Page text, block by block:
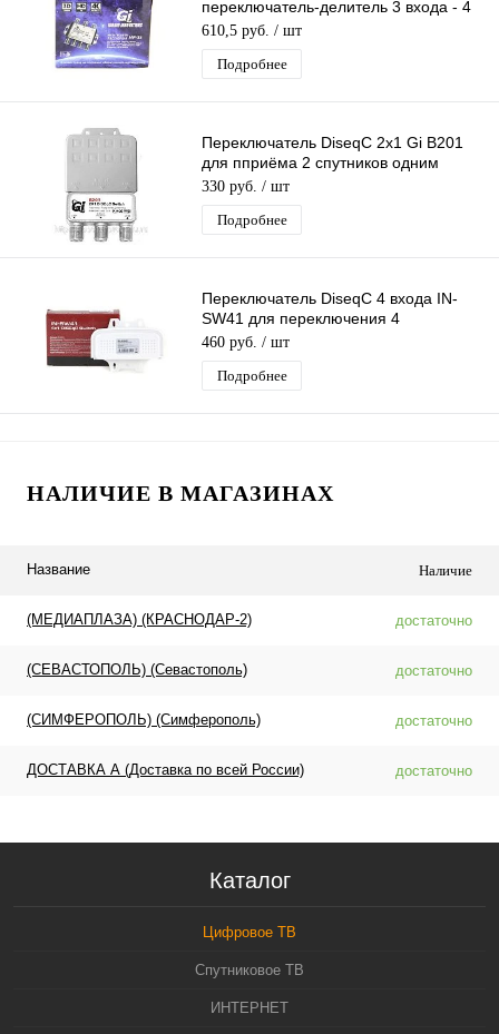
переключатель-делитель 3 входа - 4
выходов
610,5 руб. / шт
Подробнее
Переключатель DiseqC 2х1 Gi B201
для пприёма 2 спутников одним
ресивером (приставкой )с кожухом
330 руб. / шт
Подробнее
Переключатель DiseqC 4 входа IN-
SW41 для переключения 4
конвертеров одним ресивером
(приставкой)
460 руб. / шт
Подробнее
НАЛИЧИЕ В МАГАЗИНАХ
Название Наличие
(МЕДИАПЛАЗА) (КРАСНОДАР-2) достаточно
(СЕВАСТОПОЛЬ) (Севастополь) достаточно
(СИМФЕРОПОЛЬ) (Симферополь) достаточно
ДОСТАВКА А (Доставка по всей России) достаточно
Каталог
Цифровое ТВ
Спутниковое ТВ
ИНТЕРНЕТ